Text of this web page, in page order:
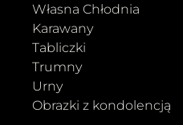
Własna Chłodnia
Karawany
Tabliczki
Trumny
Urny
Obrazki z kondolencją